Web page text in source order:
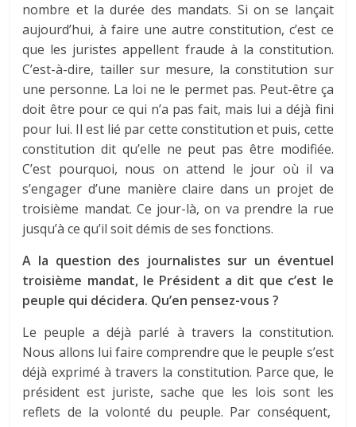
nombre et la durée des mandats. Si on se lançait
aujourd’hui, à faire une autre constitution, c’est ce
que les juristes appellent fraude à la constitution.
C’est-à-dire, tailler sur mesure, la constitution sur
une personne. La loi ne le permet pas. Peut-être ça
doit être pour ce qui n’a pas fait, mais lui a déjà fini
pour lui. Il est lié par cette constitution et puis, cette
constitution dit qu’elle ne peut pas être modifiée.
C’est pourquoi, nous on attend le jour où il va
s’engager d’une manière claire dans un projet de
troisième mandat. Ce jour-là, on va prendre la rue
jusqu’à ce qu’il soit démis de ses fonctions.
A la question des journalistes sur un éventuel
troisième mandat, le Président a dit que c’est le
peuple qui décidera. Qu’en pensez-vous ?
Le peuple a déjà parlé à travers la constitution.
Nous allons lui faire comprendre que le peuple s’est
déjà exprimé à travers la constitution. Parce que, le
président est juriste, sache que les lois sont les
reflets de la volonté du peuple. Par conséquent,